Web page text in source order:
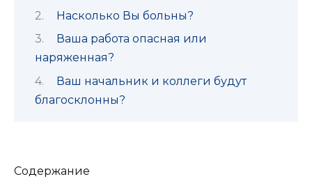
Насколько Вы больны?
Ваша работа опасная или
наряженная?
Ваш начальник и коллеги будут
благосклонны?
Содержание